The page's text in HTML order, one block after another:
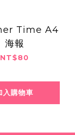
Time A4
海報
NT$80
入購物車